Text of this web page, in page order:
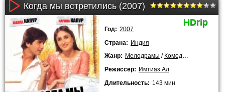
Когда мы встретились (2007)
HDrip
Год: 2007
Страна: Индия
Жанр: Мелодрамы / Комедии
Режиссер: Имтиаз Ал
Длительность: 143 мин